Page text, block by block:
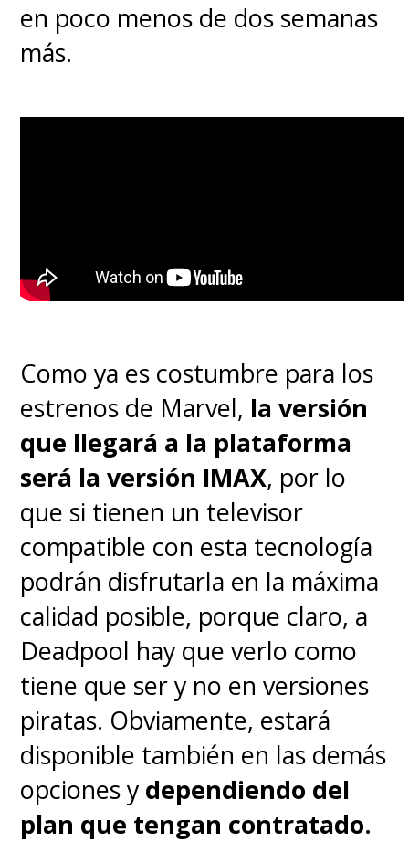
"No he recibido ninguna
recibido una llamada, eso es lo
quiere esto'. Quizá estén
conversación.
Pero ahora tenemos las palabras
que entregó aAccess, donde
simplemente evitó descartar del
todo su eventual participación.
"He oído todos los rumores de
todo y, para ser sincero, creo
que es una idea realmente
genial. Pero como fan, sólo
como un puro fan, es una idea
realmente genial. Pero sí, como
he dicho anteriormente, no es
en poco menos de dos semanas
más.
Como ya es costumbre para los
estrenos de Marvel, la versión
que llegará a la plataforma
será la versión IMAX, por lo
que si tienen un televisor
compatible con esta tecnología
podrán disfrutarla en la máxima
calidad posible, porque claro, a
Deadpool hay que verlo como
tiene que ser y no en versiones
piratas. Obviamente, estará
disponible también en las demás
opciones y dependiendo del
plan que tengan contratado.